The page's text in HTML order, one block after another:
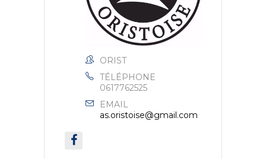
ORIST
TÉLÉPHONE
0617762525
EMAIL
as.oristoise@gmail.com